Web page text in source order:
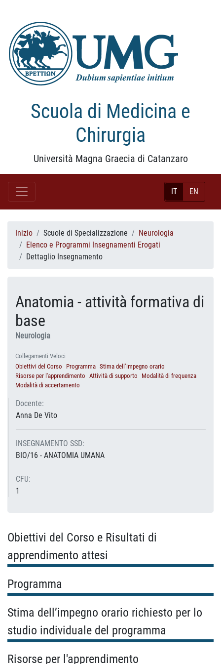
Scuola di Medicina e
Chirurgia
Università Magna Graecia di Catanzaro
IT EN
Inizio Scuole di Specializzazione
Neurologia
Elenco e Programmi Insegnamenti Erogati
Dettaglio Insegnamento
Anatomia - attività formativa di
base
Neurologia
Collegamenti Veloci
Obiettivi del Corso
Programma Stima dell’impegno orario
Risorse per l'apprendimento Attività di supporto
Modalità di frequenza
Modalità di accertamento
Docente:
Anna De Vito
INSEGNAMENTO SSD:
BIO/16 - ANATOMIA UMANA
CFU:
1
Obiettivi del Corso e Risultati di
apprendimento attesi
Programma
Stima dell’impegno orario richiesto per lo
studio individuale del programma
Risorse per l'apprendimento